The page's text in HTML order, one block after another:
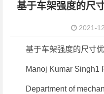
基于车架强度的尺
2021-
基于车架强度的尺寸
Manoj Kumar Singh1
Department of